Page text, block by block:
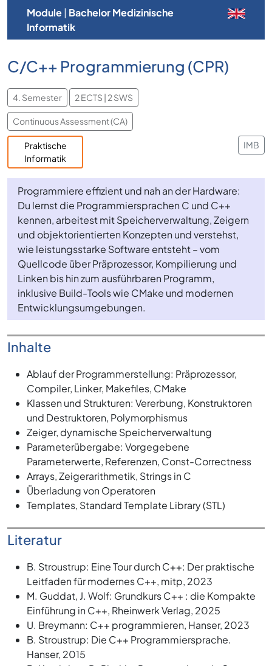
Module| Bachelor Medizinische
Informatik
C/C++ Programmierung (CPR)
4. Semester 2 ECTS | 2 SWS
Continuous Assessment (CA)
Praktische
Informatik
IMB
Programmiere effizient und nah an der Hardware:
Du lernst die Programmiersprachen C und C++
kennen, arbeitest mit Speicherverwaltung, Zeigern
und objektorientierten Konzepten und verstehst,
wie leistungsstarke Software entsteht – vom
Quellcode über Präprozessor, Kompilierung und
Linken bis hin zum ausführbaren Programm,
inklusive Build-Tools wie CMake und modernen
Entwicklungsumgebungen.
Inhalte
Ablauf der Programmerstellung: Präprozessor,
Compiler, Linker, Makefiles, CMake
Klassen und Strukturen: Vererbung, Konstruktoren
und Destruktoren, Polymorphismus
Zeiger, dynamische Speicherverwaltung
Parameterübergabe: Vorgegebene
Parameterwerte, Referenzen, Const-Correctness
Arrays, Zeigerarithmetik, Strings in C
Überladung von Operatoren
Templates, Standard Template Library (STL)
Literatur
B. Stroustrup: Eine Tour durch C++: Der praktische
Leitfaden für modernes C++, mitp, 2023
M. Guddat, J. Wolf: Grundkurs C++ : die Kompakte
Einführung in C++, Rheinwerk Verlag, 2025
U. Breymann: C++ programmieren, Hanser, 2023
B. Stroustrup: Die C++ Programmiersprache.
Hanser, 2015